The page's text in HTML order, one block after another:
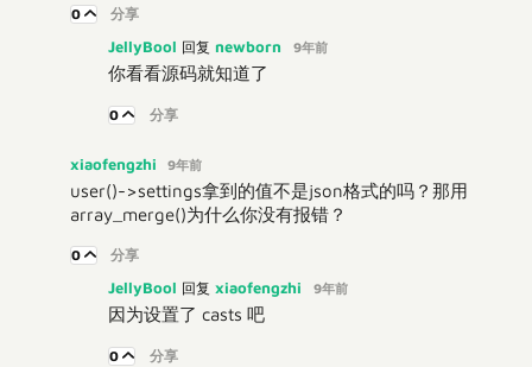
0 分享
JellyBool 回复 newborn 9年前
你看看源码就知道了
0 分享
xiaofengzhi 9年前
user()->settings拿到的值不是json格式的吗？那用
array_merge()为什么你没有报错？
0 分享
JellyBool 回复 xiaofengzhi 9年前
因为设置了 casts 吧
0 分享